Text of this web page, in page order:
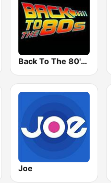
Back To The 80's Radio
Joe